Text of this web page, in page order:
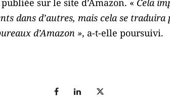
sur le site d’Amazon. « Cela
dans d’autres, mais cela se
d’Amazon », a-t-elle poursuivi.